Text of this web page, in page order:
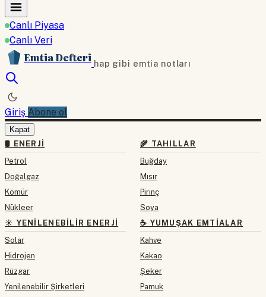
Canlı Piyasa
Canlı Veri
Emtia Defteri hap gibi emtia notları
Giriş Abone ol
Kapat
🛢 ENERJI
Petrol
Doğalgaz
Kömür
Nükleer
☀️ YENILENEBILIR ENERJI
Solar
Hidrojen
Rüzgar
Yenilenebilir Şirketleri
🌾 TAHILLAR
Buğday
Mısır
Pirinç
Soya
☕ YUMUŞAK EMTIALAR
Kahve
Kakao
Şeker
Pamuk